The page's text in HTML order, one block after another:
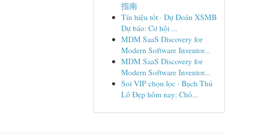
指南
Tín hiệu tốt · Dự Đoán XSMB
Dự báo: Cơ hội ...
MDM SaaS Discovery for
Modern Software Inventor...
MDM SaaS Discovery for
Modern Software Inventor...
Soi VIP chọn lọc · Bạch Thủ
Lô Đẹp hôm nay: Chố...